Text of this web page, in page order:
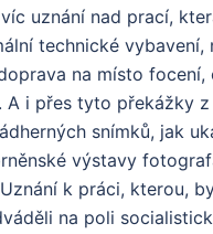
uznání nad prací,
technické vybavení,
na místo focení,
A i přes tyto překážky
snímků, jak
výstavy
k práci, kterou,
na poli